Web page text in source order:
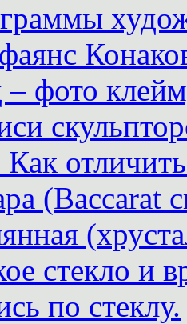
– фото
(Baccarat
стекло и
по стеклу.